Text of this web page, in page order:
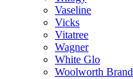
Vaseline
Vicks
Vitatree
Wagner
White Glo
Woolworth Brand